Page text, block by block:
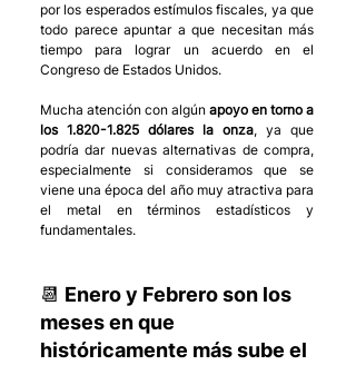
por los esperados estímulos fiscales, ya que
todo parece apuntar a que necesitan más
tiempo para lograr un acuerdo en el
Congreso de Estados Unidos.
Mucha atención con algún apoyo en torno a
los 1.820-1.825 dólares la onza, ya que
podría dar nuevas alternativas de compra,
especialmente si consideramos que se
viene una época del año muy atractiva para
el metal en términos estadísticos y
fundamentales.
📆 Enero y Febrero son los
meses en que
históricamente más sube el